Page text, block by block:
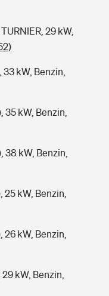
29 kW,
33 kW, Benzin,
35 kW, Benzin,
38 kW, Benzin,
25 kW, Benzin,
26 kW, Benzin,
kW, Benzin,